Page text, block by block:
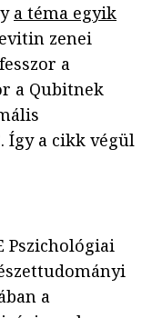
a téma egyik
zenei
a
a Qubitnek
Így a cikk végül
Pszichológiai
a